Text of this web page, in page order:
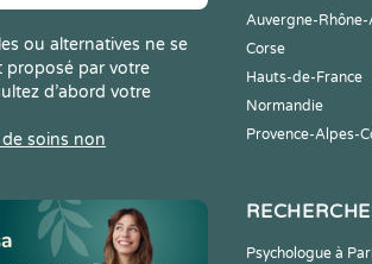
ou alternatives ne se
proposé par votre
d’abord votre
soins non
Auvergne-Rhône-
Corse
Hauts-de-France
Normandie
Provence-Alpes-
Psychologue à